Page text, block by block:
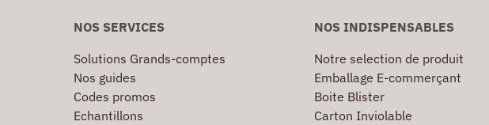
NOS SERVICES
Solutions Grands-comptes
Nos guides
Codes promos
Echantillons
NOS INDISPENSABLES
Notre selection de produit
Emballage E-commerçant
Boite Blister
Carton Inviolable